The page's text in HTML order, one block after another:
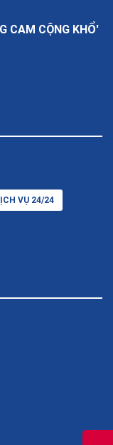
CAM CỘNG KHỔ'
VỤ 24/24